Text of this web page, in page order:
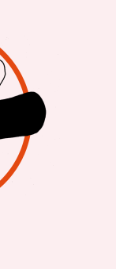
hat
im Visier.
ein Patent
seine
hier einen
Microsofts
profitieren